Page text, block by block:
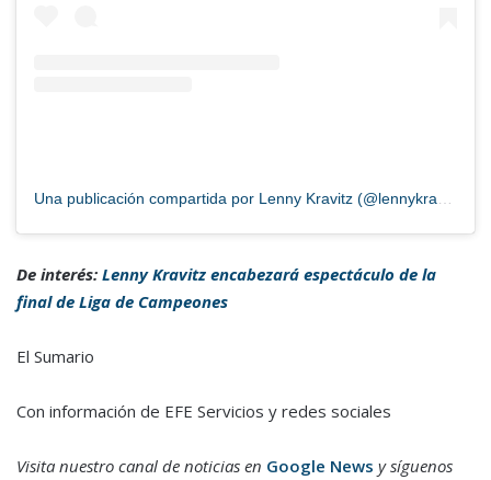
De interés: Lenny Kravitz encabezará espectáculo de la
final de Liga de Campeones
El Sumario
Con información de EFE Servicios y redes sociales
Visita nuestro canal de noticias en Google News y síguenos